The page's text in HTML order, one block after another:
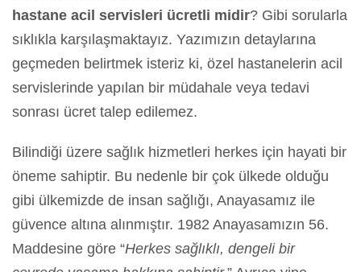
hastane acil servisleri ücretli midir? Gibi sorularla
sıklıkla karşılaşmaktayız. Yazımızın detaylarına
geçmeden belirtmek isteriz ki, özel hastanelerin acil
servislerinde yapılan bir müdahale veya tedavi
sonrası ücret talep edilemez.
Bilindiği üzere sağlık hizmetleri herkes için hayati bir
öneme sahiptir. Bu nedenle bir çok ülkede olduğu
gibi ülkemizde de insan sağlığı, Anayasamız ile
güvence altına alınmıştır. 1982 Anayasamızın 56.
Maddesine göre “Herkes sağlıklı, dengeli bir